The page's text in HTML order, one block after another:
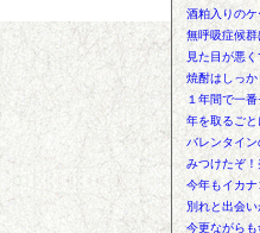
酒粕入りのケ
無呼吸症候群
見た目が悪く
焼酎はしっか
１年間で一
年を取るごと
バレンタイン
みつけたぞ！
今年もイカナ
別れと出会
今更ながら